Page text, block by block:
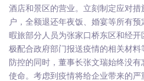
酒店和景区的营业。立刻制定应对
户，全额退还年夜饭、婚宴等所有
暇旅部分人员为张家口桥东区和经
极配合政府部门报送疫情的相关材
防控的同时，董事长张文瑞始终没
使命。考虑到疫情将给企业带来的